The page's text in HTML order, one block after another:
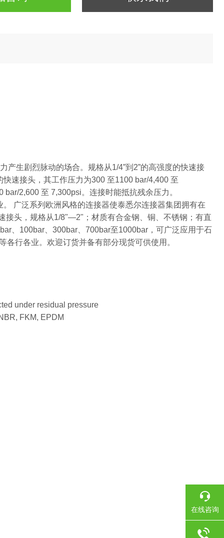
产生剧烈脉动的场合。规格从1/4”到2”的高强度的快速接
速接头，其工作压力为300 至1100 bar/4,400 至
2,600 至 7,300psi。连接时能抵抗残余压力。
广泛系列欧洲风格的连接器使泰悉尔连接器集团拥有在
头，规格从1/8"—2"；材质有合金钢、铜、不锈钢；有直
、100bar、300bar、700bar至1000bar，可广泛应用于石
行各业。欢迎订货并备有部分现货可供使用。
under residual pressure
FKM, EPDM
在线咨询